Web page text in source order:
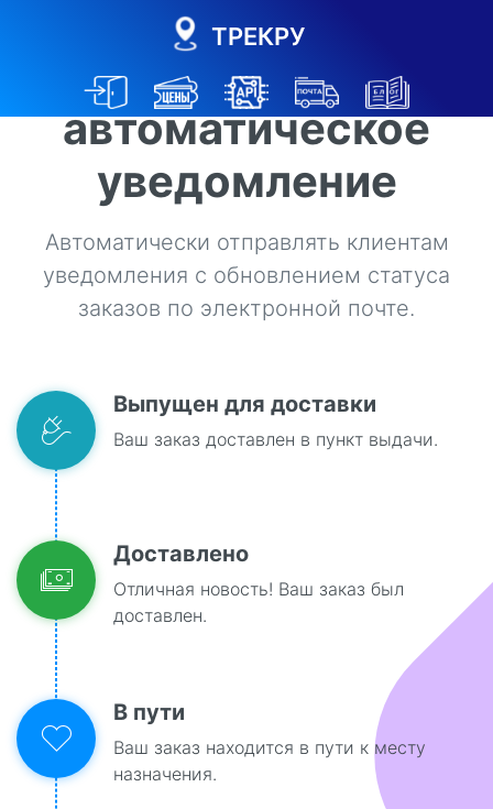
ТРЕКРУ
Проактивное и
автоматическое
уведомление
Автоматически отправлять клиентам
уведомления с обновлением статуса
заказов по электронной почте.
Выпущен для доставки
Ваш заказ доставлен в пункт выдачи.
Доставлено
Отличная новость! Ваш заказ был
доставлен.
В пути
Ваш заказ находится в пути к месту
назначения.